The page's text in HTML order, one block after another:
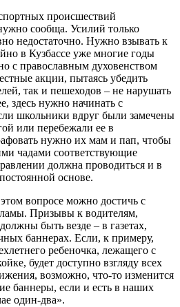
происшествий
сообща. Усилий только
недостаточно. Нужно взывать к
в Кузбассе уже многие годы
с православным духовенством
акции, пытаясь убедить
так и пешеходов – не нарушать
здесь нужно начинать с
школьники вдруг были замечены
или перебежали ее в
нужно их мам и пап, чтобы
чадами соответствующие
должна проводиться и в
основе.
вопросе можно достичь с
Призывы к водителям,
быть везде – в газетах,
баннерах. Если, к примеру,
ребеночка, лежащего с
будет доступно взгляду всех
возможно, что-то изменится
баннеры, если и есть в наших
один-два».